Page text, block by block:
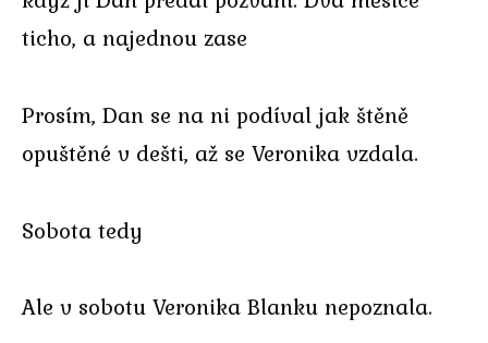
ticho, a najednou zase
Prosím, Dan se na ni podíval jak štěně
opuštěné v dešti, až se Veronika vzdala.
Sobota tedy
Ale v sobotu Veronika Blanku nepoznala.